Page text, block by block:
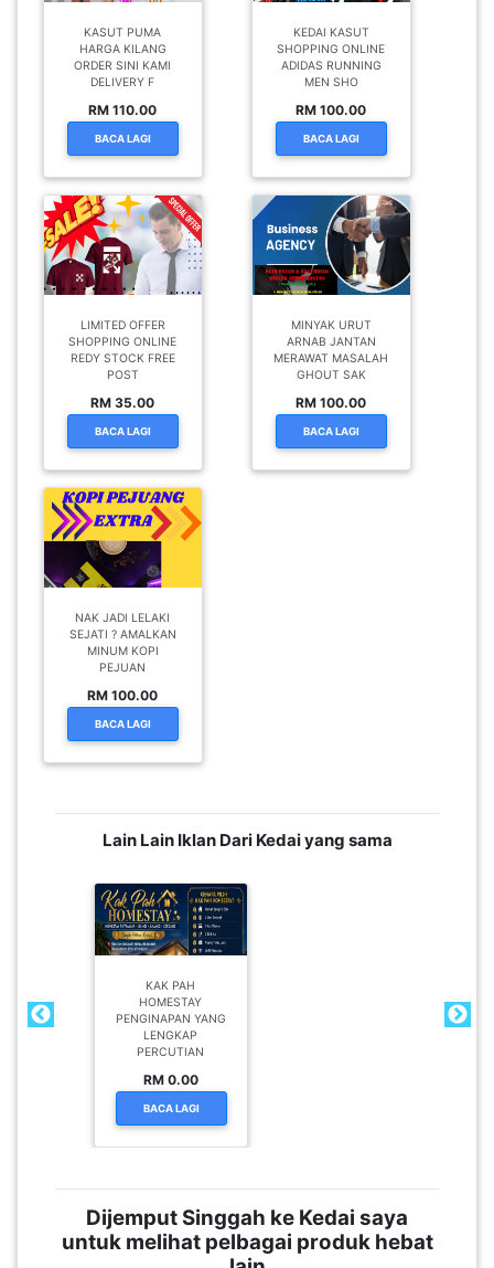
KASUT PUMA
HARGA KILANG
ORDER SINI KAMI
DELIVERY F
RM 110.00
BACA LAGI
KEDAI KASUT
SHOPPING ONLINE
ADIDAS RUNNING
MEN SHO
RM 100.00
BACA LAGI
LIMITED OFFER
SHOPPING ONLINE
REDY STOCK FREE
POST
RM 35.00
BACA LAGI
MINYAK URUT
ARNAB JANTAN
MERAWAT MASALAH
GHOUT SAK
RM 100.00
BACA LAGI
NAK JADI LELAKI
SEJATI ? AMALKAN
MINUM KOPI
PEJUAN
RM 100.00
BACA LAGI
Lain Lain Iklan Dari Kedai yang sama
KAK PAH
HOMESTAY
PENGINAPAN YANG
LENGKAP
PERCUTIAN
RM 0.00
BACA LAGI
Dijemput Singgah ke Kedai saya
untuk melihat pelbagai produk hebat